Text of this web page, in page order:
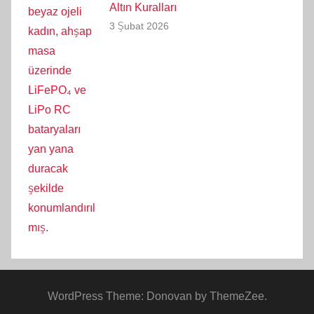
Altın Kuralları
3 Şubat 2026
WordPress Theme: Donovan by ThemeZee.